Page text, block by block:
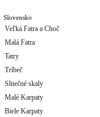
Slovensko
Veľká Fatra a Choč
Malá Fatra
Tatry
Tríbeč
Slnečné skaly
Malé Karpaty
Biele Karpaty